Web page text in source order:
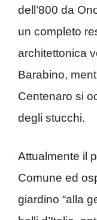
dell’800 da
un completo
architettonica
Barabino,
Centenaro si
degli stucchi.
Attualmente il
Comune ed
giardino “alla